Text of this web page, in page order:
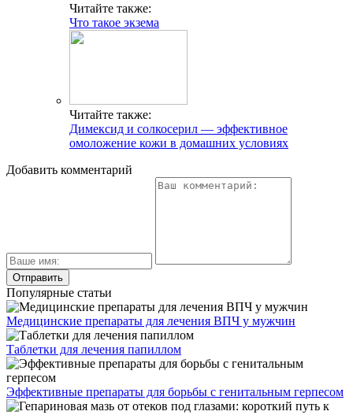
Читайте также:
Что такое экзема
Читайте также:
Димексид и солкосерил — эффективное
омоложение кожи в домашних условиях
Добавить комментарий
Популярные статьи
Медицинские препараты для лечения ВПЧ у мужчин
Таблетки для лечения папиллом
Эффективные препараты для борьбы с генитальным герпесом